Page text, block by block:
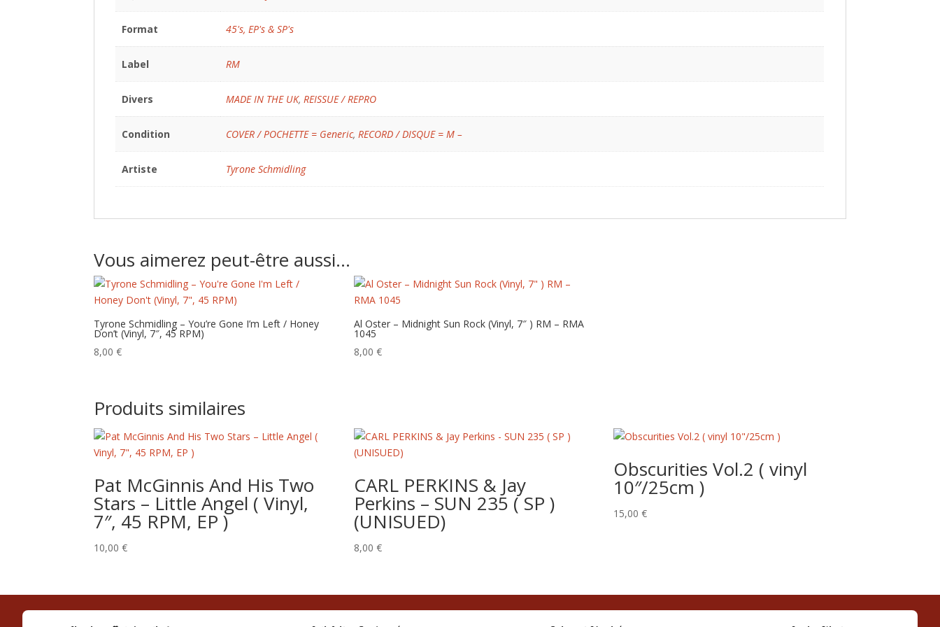
Format 45's, EP's & SP's
Label RM
Divers MADE IN THE UK,REISSUE / REPRO
Condition COVER / POCHETTE = Generic,RECORD / DISQUE = M –
Artiste Tyrone Schmidling
Vous aimerez peut-être aussi…
Tyrone Schmidling – You’re Gone I’m Left / Honey
Don’t (Vinyl, 7″, 45 RPM)
8,00€
Al Oster – Midnight Sun Rock (Vinyl, 7″ ) RM – RMA
1045
8,00 €
Produits similaires
Pat McGinnis And His Two
Stars – Little Angel ( Vinyl,
7″, 45 RPM, EP )
10,00€
CARL PERKINS & Jay
Perkins – SUN 235 ( SP )
(UNISUED)
8,00 €
Obscurities Vol.2 ( vinyl
10″/25cm )
15,00€